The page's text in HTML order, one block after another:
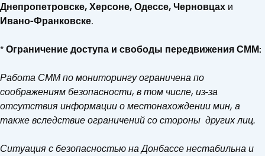
Днепропетровске, Херсоне, Одессе, Черновцах и
Ивано-Франковске.
* Ограничение доступа и свободы передвижения СММ:
Работа СММ по мониторингу ограничена по
соображениям безопасности, в том числе, из-за
отсутствия информации о местонахождении мин, а
также вследствие ограничений со стороны других лиц.
Ситуация с безопасностью на Донбассе нестабильна и